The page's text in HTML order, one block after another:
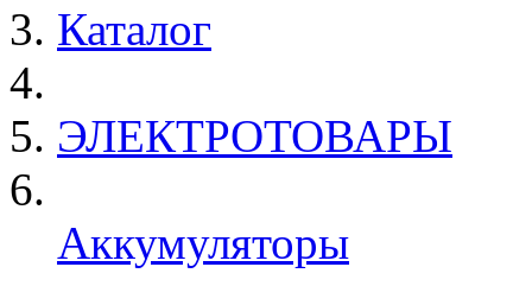
Каталог
ЭЛЕКТРОТОВАРЫ
Аккумуляторы